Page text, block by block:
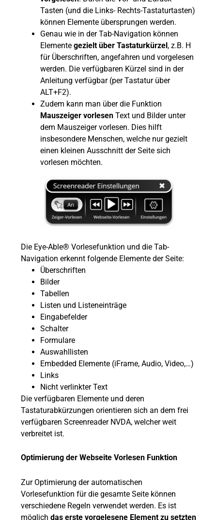
Tasten (und die Links- Rechts-Tastaturtasten)
können Elemente übersprungen werden.
Genau wie in der Tab-Navigation können
Elementegezielt über Tastaturkürzel , z.B. H
für Überschriften, angefahren und vorgelesen
werden. Die verfügbaren Kürzel sind in der
Anleitung verfügbar (per Tastatur über
ALT+F2).
Zudem kann man über die Funktion
Mauszeiger vorlesen Text und Bilder unter
dem Mauszeiger vorlesen. Dies hilft
insbesondere Menschen, welche nur gezielt
einen kleinen Ausschnitt der Seite sich
vorlesen möchten.
Die Eye-Able® Vorlesefunktion und die Tab-
Navigation erkennt folgende Elemente der Seite:
Überschriften
Bilder
Tabellen
Listen und Listeneinträge
Eingabefelder
Schalter
Formulare
Auswahllisten
Embedded Elemente (iFrame, Audio, Video,…)
Links
Nicht verlinkter Text
Die verfügbaren Elemente und deren
Tastaturabkürzungen orientieren sich an dem frei
verfügbaren Screenreader NVDA, welcher weit
verbreitet ist.
Optimierung der Webseite Vorlesen Funktion
Zur Optimierung der automatischen
Vorlesefunktion für die gesamte Seite können
verschiedene Regeln verwendet werden. Es ist
möglich das erste vorgelesene Element zu setzten